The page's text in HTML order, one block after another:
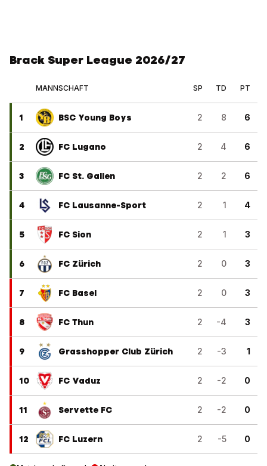
Brack Super League 2026/27
MANNSCHAFT SP TD PT
1 BSC Young Boys 2 8 6
2 FC Lugano 2 4 6
3 FC St. Gallen 2 2 6
4 FC Lausanne-Sport 2 1 4
5 FC Sion 2 1 3
6 FC Zürich 2 0 3
7 FC Basel 2 0 3
8 FC Thun 2 -4 3
9 Grasshopper Club Zürich 2 -3 1
10 FC Vaduz 2 -2 0
11 Servette FC 2 -2 0
12 FC Luzern 2 -5 0